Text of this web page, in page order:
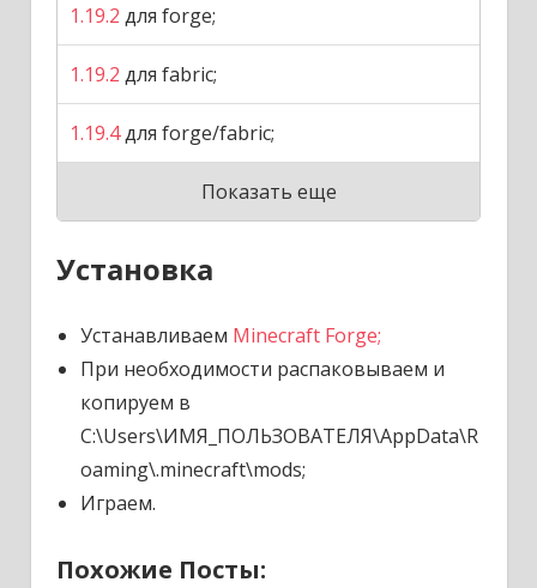
1.19.2 для forge;
1.19.2 для fabric;
1.19.4для forge/fabric;
Показать еще
Установка
Устанавливаем Minecraft Forge;
При необходимости распаковываем и
копируем в
C:\Users\ИМЯ_ПОЛЬЗОВАТЕЛЯ\AppData\R
oaming\.minecraft\mods;
Играем.
Похожие Посты: